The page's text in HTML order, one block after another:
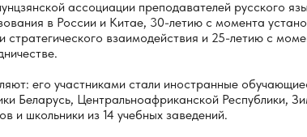
ассоциации преподавателей русского
в России и Китае, 30-летию с момента
стратегического взаимодействия и 25-летию с
его участниками стали иностранные
Беларусь, Центральноафриканской Республики,
и школьники из 14 учебных заведений.